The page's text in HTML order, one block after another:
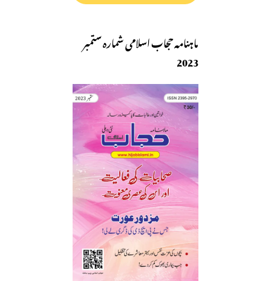
ماہنامہ حجاب اسلامی شمارہ ستمبر
2023